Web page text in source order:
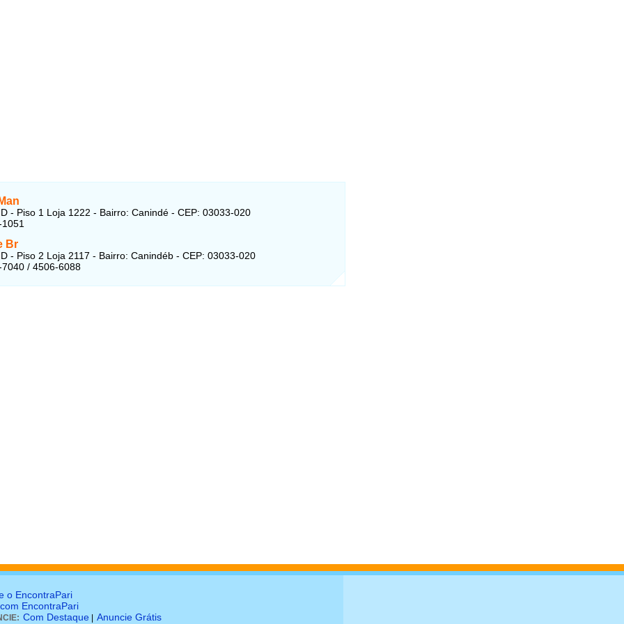
- Piso 1 Loja 1222 - Bairro: Canindé - CEP: 03033-020
Br
- Piso 2 Loja 2117 - Bairro: Canindéb - CEP: 03033-020
/ 4506-6088
o EncontraPari
EncontraPari
Com Destaque Anuncie Grátis